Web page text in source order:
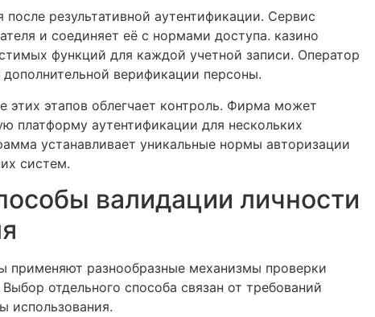
после результативной аутентификации. Сервис
и соединяет её с нормами доступа. казино
функций для каждой учетной записи. Оператор
верификации персоны.
этих этапов облегчает контроль. Фирма может
платформу аутентификации для нескольких
устанавливает уникальные нормы авторизации
систем.
валидации личности
применяют разнообразные механизмы проверки
отдельного способа связан от требований
использования.